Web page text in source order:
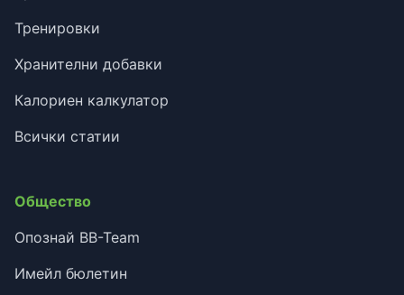
Тренировки
Хранителни добавки
Калориен калкулатор
Всички статии
Общество
Опознай BB-Team
Имейл бюлетин